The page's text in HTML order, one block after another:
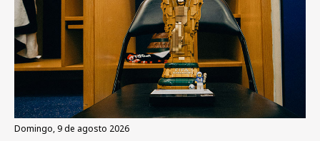
domingo, 9 de agosto 2026